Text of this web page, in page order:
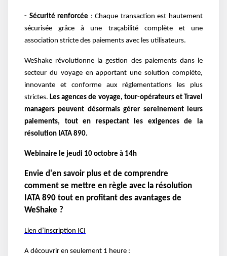
- Sécurité renforcée : Chaque transaction est hautement
sécurisée grâce à une traçabilité complète et une
association stricte des paiements avec les utilisateurs.
WeShake révolutionne la gestion des paiements dans le
secteur du voyage en apportant une solution complète,
innovante et conforme aux réglementations les plus
strictes.Les agences de voyage, tour-opérateurs et Travel
managers peuvent désormais gérer sereinement leurs
paiements, tout en respectant les exigences de la
résolution IATA 890.
Webinaire le jeudi 10 octobre à 14h
Envie d'en savoir plus et de comprendre
comment se mettre en règle avec la résolution
IATA 890 tout en profitant des avantages de
WeShake ?
Lien d’inscription ICI
A découvrir en seulement 1 heure :